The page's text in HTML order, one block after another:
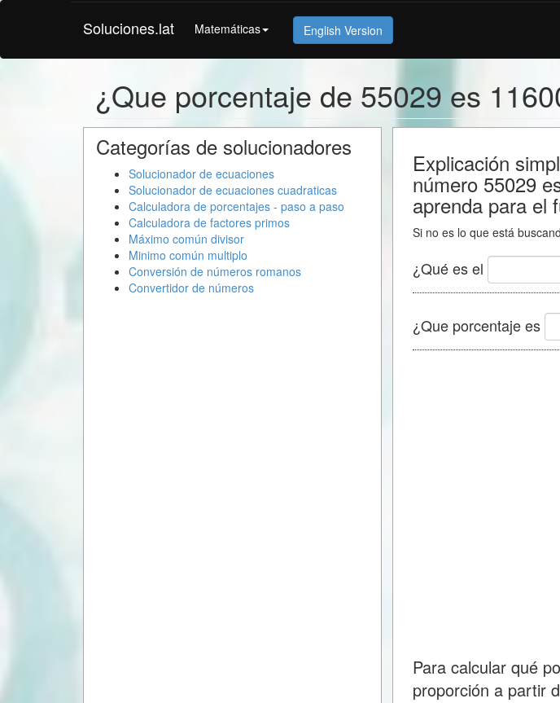
Soluciones.lat Matemáticas English Version
¿Que porcentaje de 55029 es
Explicación
número 55029
aprenda para el
Si no es lo que está
¿Qué es el
¿Que porcentaje es
Para calcular qué
proporción a partir
Categorías de solucionadores
Solucionador de ecuaciones
Solucionador de ecuaciones cuadraticas
Calculadora de porcentajes - paso a paso
Calculadora de factores primos
Máximo común divisor
Minimo común multiplo
Conversión de números romanos
Convertidor de números